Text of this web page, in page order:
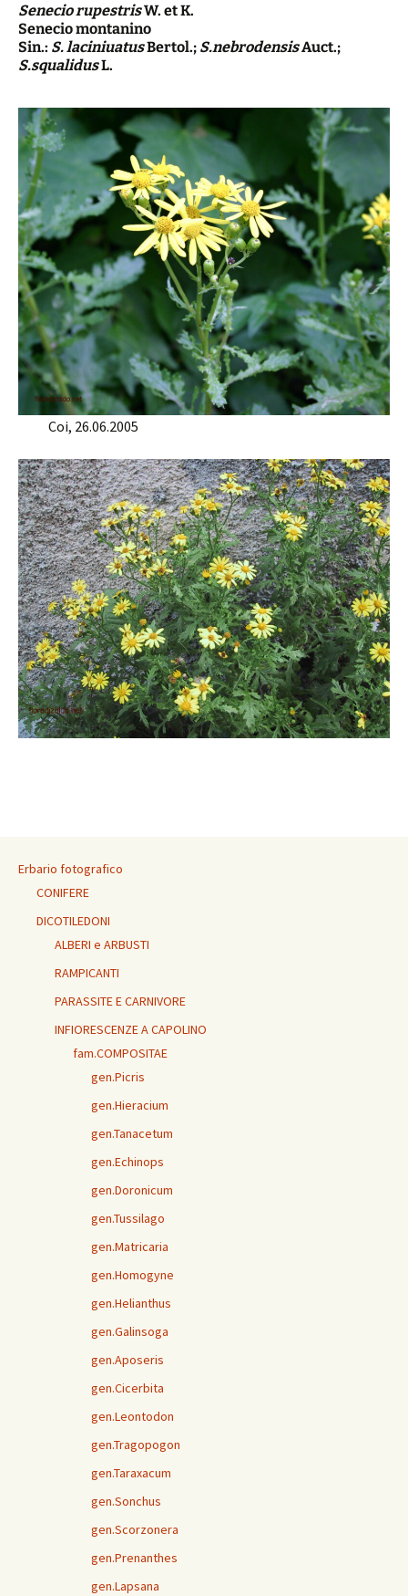
Senecio rupestrisW. et K.
Senecio montanino
Sin.: S. laciniuatusBertol.; S.nebrodensisAuct.;
S.squalidusL.
Coi, 26.06.2005
Erbario fotografico
CONIFERE
DICOTILEDONI
ALBERI e ARBUSTI
RAMPICANTI
PARASSITE E CARNIVORE
INFIORESCENZE A CAPOLINO
fam.COMPOSITAE
gen.Picris
gen.Hieracium
gen.Tanacetum
gen.Echinops
gen.Doronicum
gen.Tussilago
gen.Matricaria
gen.Homogyne
gen.Helianthus
gen.Galinsoga
gen.Aposeris
gen.Cicerbita
gen.Leontodon
gen.Tragopogon
gen.Taraxacum
gen.Sonchus
gen.Scorzonera
gen.Prenanthes
gen.Lapsana